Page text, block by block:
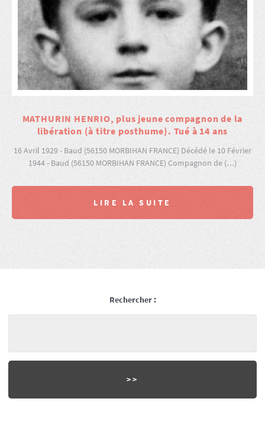
MATHURIN HENRIO, plus jeune compagnon de la
libération (à titre posthume). Tué à 14 ans
16 Avril 1929 - Baud (56150 MORBIHAN FRANCE) Décédé le 10 Février
1944 - Baud (56150 MORBIHAN FRANCE) Compagnon de (…)
LIRE LA SUITE
Rechercher :